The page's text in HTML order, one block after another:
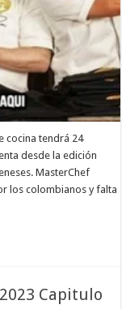
cocina tendrá 24
desde la edición
MasterChef
los colombianos y falta
Capitulo